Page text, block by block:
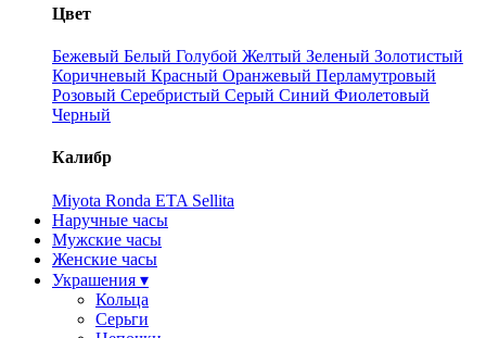
Цвет
Бежевый Белый Голубой Желтый Зеленый Золотистый
Коричневый Красный Оранжевый Перламутровый
Розовый Серебристый Серый Синий Фиолетовый
Черный
Калибр
Miyota Ronda ETA Sellita
Наручные часы
Мужские часы
Женские часы
Украшения ▾
Кольца
Серьги